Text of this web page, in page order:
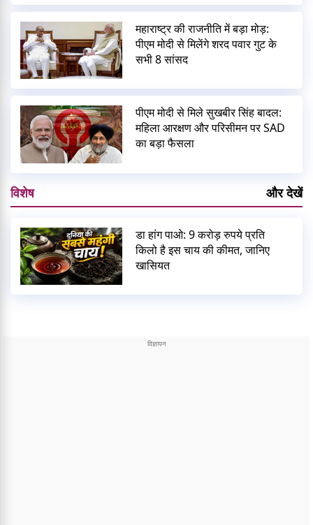
महाराष्ट्र की राजनीति में बड़ा मोड़:
पीएम मोदी से मिलेंगे शरद पवार गुट के
सभी 8 सांसद
पीएम मोदी से मिले सुखबीर सिंह बादल:
महिला आरक्षण और परिसीमन पर SAD
का बड़ा फैसला
विशेष और देखें
डा हांग पाओ: 9 करोड़ रुपये प्रति
किलो है इस चाय की कीमत, जानिए
खासियत